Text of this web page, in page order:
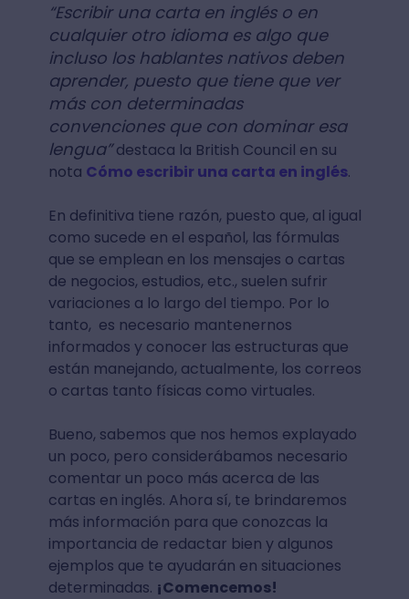
“Escribir una carta en inglés o en
cualquier otro idioma es algo que
incluso los hablantes nativos deben
aprender, puesto que tiene que ver
más con determinadas
convenciones que con dominar esa
lengua”destaca la British Council en su
nota Cómo escribir una carta en inglés.
En definitiva tiene razón, puesto que, al igual
como sucede en el español, las fórmulas
que se emplean en los mensajes o cartas
de negocios, estudios, etc., suelen sufrir
variaciones a lo largo del tiempo. Por lo
tanto, es necesario mantenernos
informados y conocer las estructuras que
están manejando, actualmente, los correos
o cartas tanto físicas como virtuales.
Bueno, sabemos que nos hemos explayado
un poco, pero considerábamos necesario
comentar un poco más acerca de las
cartas en inglés. Ahora sí, te brindaremos
más información para que conozcas la
importancia de redactar bien y algunos
ejemplos que te ayudarán en situaciones
determinadas. ¡Comencemos!